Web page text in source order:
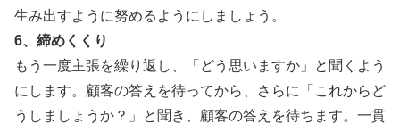
生み出すように努めるようにしましょう。
6、締めくくり
もう一度主張を繰り返し、「どう思いますか」と聞くよう
にします。顧客の答えを待ってから、さらに「これからど
うしましょうか？」と聞き、顧客の答えを待ちます。一貫